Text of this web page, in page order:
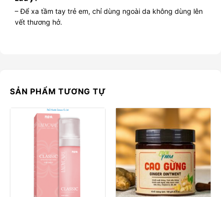
– Để xa tầm tay trẻ em, chỉ dùng ngoài da không dùng lên
vết thương hở.
SẢN PHẨM TƯƠNG TỰ